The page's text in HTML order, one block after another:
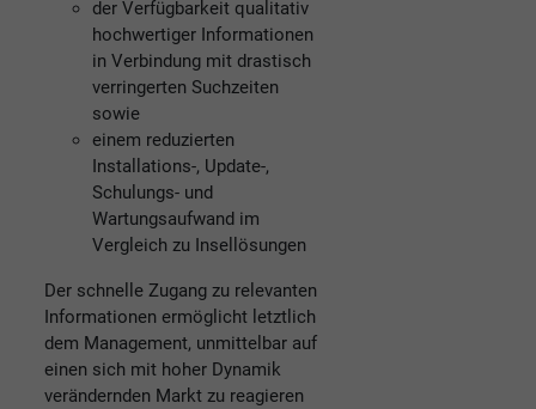
der Verfügbarkeit qualitativ
hochwertiger Informationen
in Verbindung mit drastisch
verringerten Suchzeiten
sowie
einem reduzierten
Installations-, Update-,
Schulungs- und
Wartungsaufwand im
Vergleich zu Insellösungen
Der schnelle Zugang zu relevanten
Informationen ermöglicht letztlich
dem Management, unmittelbar auf
einen sich mit hoher Dynamik
verändernden Markt zu reagieren